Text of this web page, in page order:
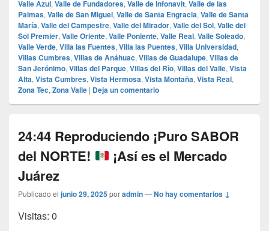
Valle Azul, Valle de Fundadores, Valle de Infonavit, Valle de las
Palmas, Valle de San Miguel, Valle de Santa Engracia, Valle de Santa
María, Valle del Campestre, Valle del Mirador, Valle del Sol, Valle del
Sol Premier, Valle Oriente, Valle Poniente, Valle Real, Valle Soleado,
Valle Verde, Villa las Fuentes, Villa las Puentes, Villa Universidad,
Villas Cumbres, Villas de Anáhuac, Villas de Guadalupe, Villas de
San Jerónimo, Villas del Parque, Villas del Río, Villas del Valle, Vista
Alta, Vista Cumbres, Vista Hermosa, Vista Montaña, Vista Real,
Zona Tec, Zona Valle | Deja un comentario
24:44 Reproduciendo ¡Puro SABOR
del NORTE!
¡Así es el Mercado
Juárez
Publicado el junio 29, 2025poradmin—No hay comentarios ↓
Visitas: 0